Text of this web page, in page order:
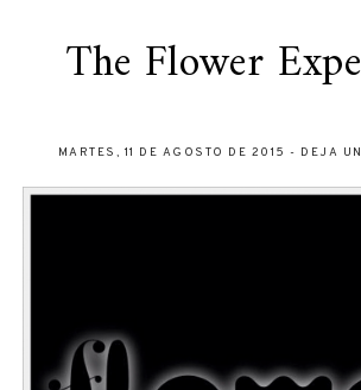
The Flower
MARTES, 11 DE AGOSTO DE 2015- DEJA